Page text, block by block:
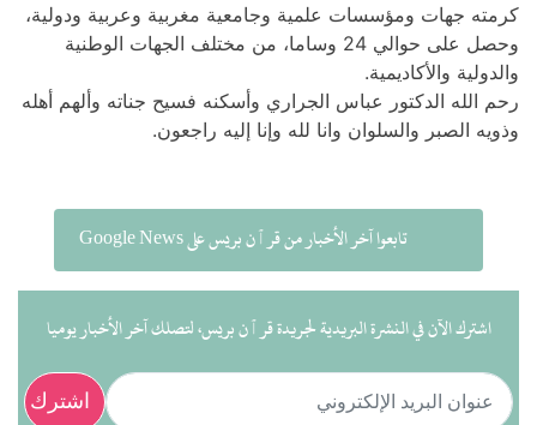
ودولية،
الوطنية
وألهم أهله
الأخبار يوميا
اشترك